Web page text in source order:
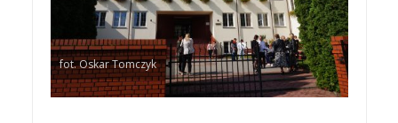
fot. Oskar Tomczyk